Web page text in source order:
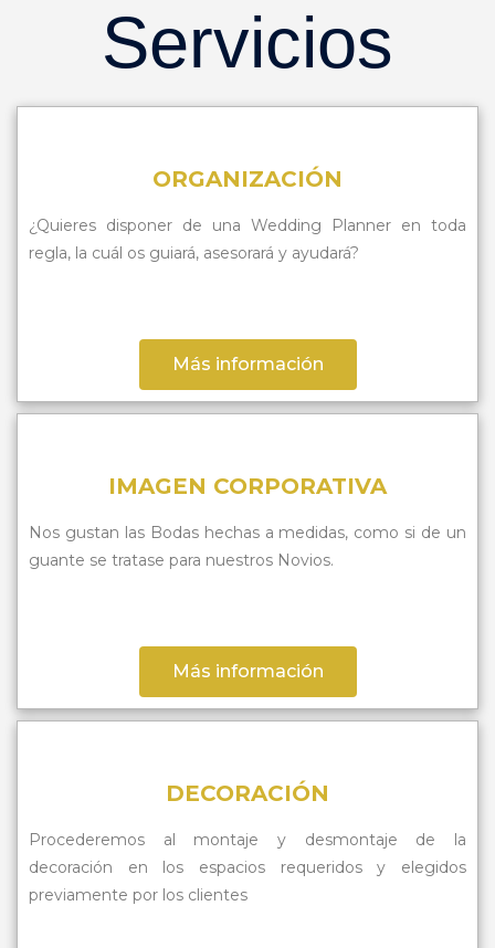
Servicios
ORGANIZACIÓN
¿Quieres disponer de una Wedding Planner en toda
regla, la cuál os guiará, asesorará y ayudará?
Más información
IMAGEN CORPORATIVA
Nos gustan las Bodas hechas a medidas, como si de un
guante se tratase para nuestros Novios.
Más información
DECORACIÓN
Procederemos al montaje y desmontaje de la
decoración en los espacios requeridos y elegidos
previamente por los clientes